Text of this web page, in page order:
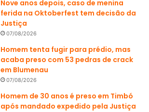
Nove anos depois, caso de menina
ferida na Oktoberfest tem decisão da
Justiça
07/08/2026
Homem tenta fugir para prédio, mas
acaba preso com 53 pedras de crack
em Blumenau
07/08/2026
Homem de 30 anos é preso em Timbó
após mandado expedido pela Justiça